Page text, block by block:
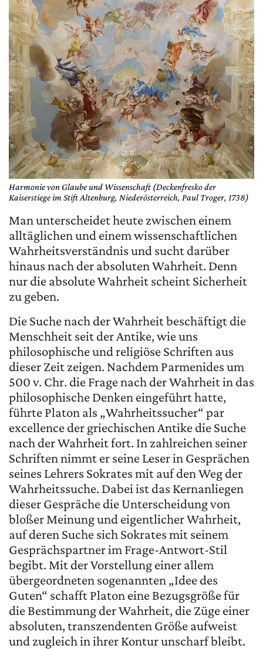
Harmonie von Glaube und Wissenschaft (Deckenfresko der
Kaiserstiege im Stift Altenburg, Niederösterreich, Paul Troger, 1738)
Man unterscheidet heute zwischen einem
alltäglichen und einem wissenschaftlichen
Wahrheitsverständnis und sucht darüber
hinaus nach der absoluten Wahrheit. Denn
nur die absolute Wahrheit scheint Sicherheit
zu geben.
Die Suche nach der Wahrheit beschäftigt die
Menschheit seit der Antike, wie uns
philosophische und religiöse Schriften aus
dieser Zeit zeigen. Nachdem Parmenides um
500 v. Chr. die Frage nach der Wahrheit in das
philosophische Denken eingeführt hatte,
führte Platon als „Wahrheitssucher“ par
excellence der griechischen Antike die Suche
nach der Wahrheit fort. In zahlreichen seiner
Schriften nimmt er seine Leser in Gesprächen
seines Lehrers Sokrates mit auf den Weg der
Wahrheitssuche. Dabei ist das Kernanliegen
dieser Gespräche die Unterscheidung von
bloßer Meinung und eigentlicher Wahrheit,
auf deren Suche sich Sokrates mit seinem
Gesprächspartner im Frage-Antwort-Stil
begibt. Mit der Vorstellung einer allem
übergeordneten sogenannten „Idee des
Guten“ schafft Platon eine Bezugsgröße für
die Bestimmung der Wahrheit, die Züge einer
absoluten, transzendenten Größe aufweist
und zugleich in ihrer Kontur unscharf bleibt.
Matomo